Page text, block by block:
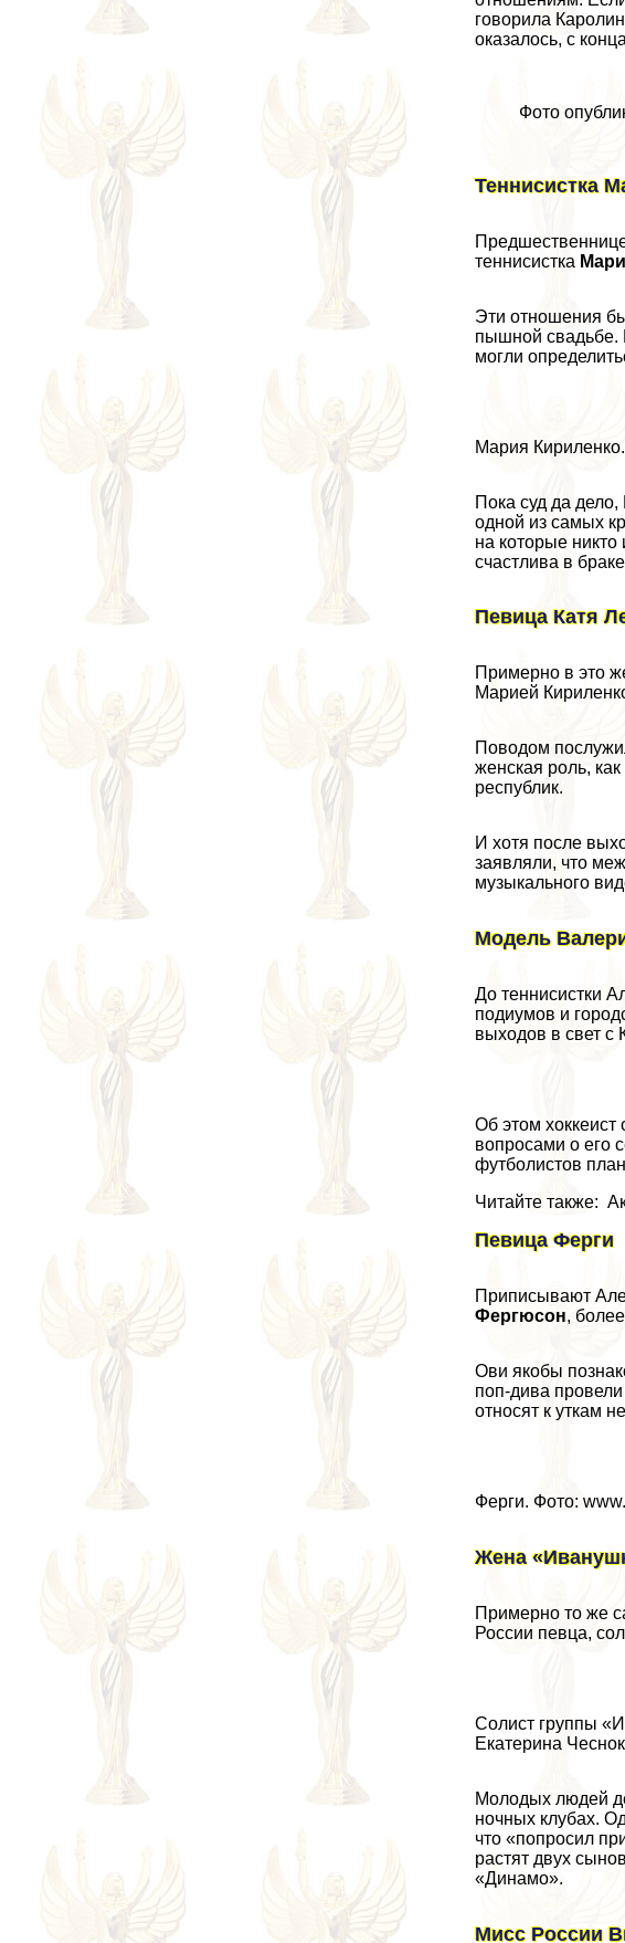
говорила
оказалось, с
Фото
Теннисистка
теннисистка
Эти отношения
пышной свадьбе.
могли
Мария
Пока суд да
одной из самых
на которые
счастлива в
Певица Катя
Примерно в это
Марией
Поводом
женская роль,
республик.
И хотя после
заявляли, что
музыкального
Модель
До теннисистки
подиумов и
выходов в свет с
Об этом хоккеист
вопросами о его
футболистов
Читайте также:
Певица Ферги
Приписывают
Фергюсон,
Ови якобы
поп-дива
относят к уткам
Ферги. Фото:
Жена
Примерно то же
России певца,
Солист группы
Екатерина
Молодых людей
ночных клубах.
что «попросил
растят двух
«Динамо».
Мисс России